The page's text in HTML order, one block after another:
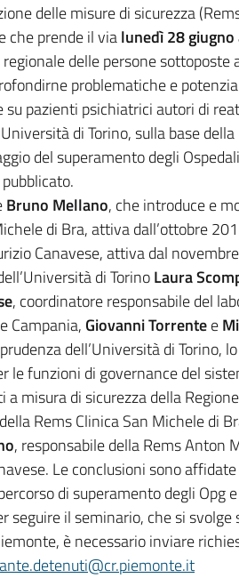
delle misure di sicurezza
che prende il vialunedì 28
delle persone
problematiche e
pazienti psichiatrici autori di
di Torino, sulla base
del superamento degli
Bruno Mellano, che introduce e
di Bra, attiva dall’ottobre
Canavese, attiva dal novembre
di TorinoLaura
, coordinatore responsabile del
Campania, Giovanni Torrentee
dell’Università di Torino, lo
le funzioni di governance del
misura di sicurezza della
Rems Clinica San Michele di
, responsabile della Rems Anton
Le conclusioni sono
di superamento degli Opg
seguire il seminario, che si
è necessario inviare